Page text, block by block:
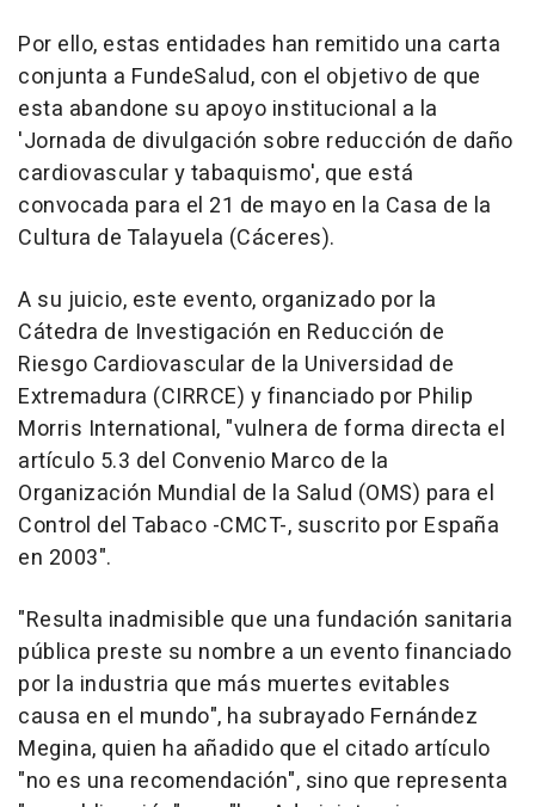
Por ello, estas entidades han remitido una carta
conjunta a FundeSalud, con el objetivo de que
esta abandone su apoyo institucional a la
'Jornada de divulgación sobre reducción de daño
cardiovascular y tabaquismo', que está
convocada para el 21 de mayo en la Casa de la
Cultura de Talayuela (Cáceres).
A su juicio, este evento, organizado por la
Cátedra de Investigación en Reducción de
Riesgo Cardiovascular de la Universidad de
Extremadura (CIRRCE) y financiado por Philip
Morris International, "vulnera de forma directa el
artículo 5.3 del Convenio Marco de la
Organización Mundial de la Salud (OMS) para el
Control del Tabaco -CMCT-, suscrito por España
en 2003".
"Resulta inadmisible que una fundación sanitaria
pública preste su nombre a un evento financiado
por la industria que más muertes evitables
causa en el mundo", ha subrayado Fernández
Megina, quien ha añadido que el citado artículo
"no es una recomendación", sino que representa